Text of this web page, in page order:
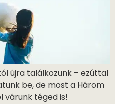
újra találkozunk – ezúttal
be, de most a Három
várunk téged is!